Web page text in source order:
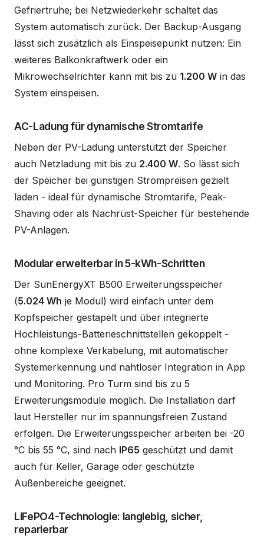
Gefriertruhe; bei Netzwiederkehr schaltet das
System automatisch zurück. Der Backup-Ausgang
lässt sich zusätzlich als Einspeisepunkt nutzen: Ein
weiteres Balkonkraftwerk oder ein
Mikrowechselrichter kann mit bis zu 1.200 W in das
System einspeisen.
AC-Ladung für dynamische Stromtarife
Neben der PV-Ladung unterstützt der Speicher
auch Netzladung mit bis zu 2.400 W. So lässt sich
der Speicher bei günstigen Strompreisen gezielt
laden - ideal für dynamische Stromtarife, Peak-
Shaving oder als Nachrüst-Speicher für bestehende
PV-Anlagen.
Modular erweiterbar in 5-kWh-Schritten
Der SunEnergyXT B500 Erweiterungsspeicher
(5.024 Wh je Modul) wird einfach unter dem
Kopfspeicher gestapelt und über integrierte
Hochleistungs-Batterieschnittstellen gekoppelt -
ohne komplexe Verkabelung, mit automatischer
Systemerkennung und nahtloser Integration in App
und Monitoring. Pro Turm sind bis zu 5
Erweiterungsmodule möglich. Die Installation darf
laut Hersteller nur im spannungsfreien Zustand
erfolgen. Die Erweiterungsspeicher arbeiten bei -20
°C bis 55 °C, sind nach IP65 geschützt und damit
auch für Keller, Garage oder geschützte
Außenbereiche geeignet.
LiFePO4-Technologie: langlebig, sicher,
reparierbar